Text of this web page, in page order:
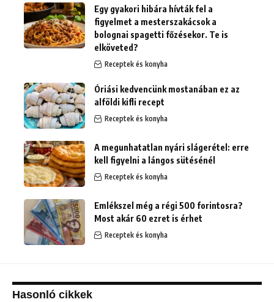
Egy gyakori hibára hívták fel a
figyelmet a mesterszakácsok a
bolognai spagetti főzésekor. Te is
elköveted?
Receptek és konyha
Óriási kedvencünk mostanában ez az
alföldi kifli recept
Receptek és konyha
A megunhatatlan nyári slágerétel: erre
kell figyelni a lángos sütésénél
Receptek és konyha
Emlékszel még a régi 500 forintosra?
Most akár 60 ezret is érhet
Receptek és konyha
Hasonló cikkek